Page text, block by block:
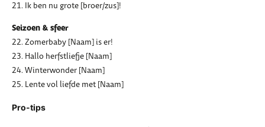
21. Ik ben nu grote [broer/zus]!
Seizoen & sfeer
22. Zomerbaby [Naam] is er!
23. Hallo herfstliefje [Naam]
24. Winterwonder [Naam]
25. Lente vol liefde met [Naam]
Pro-tips